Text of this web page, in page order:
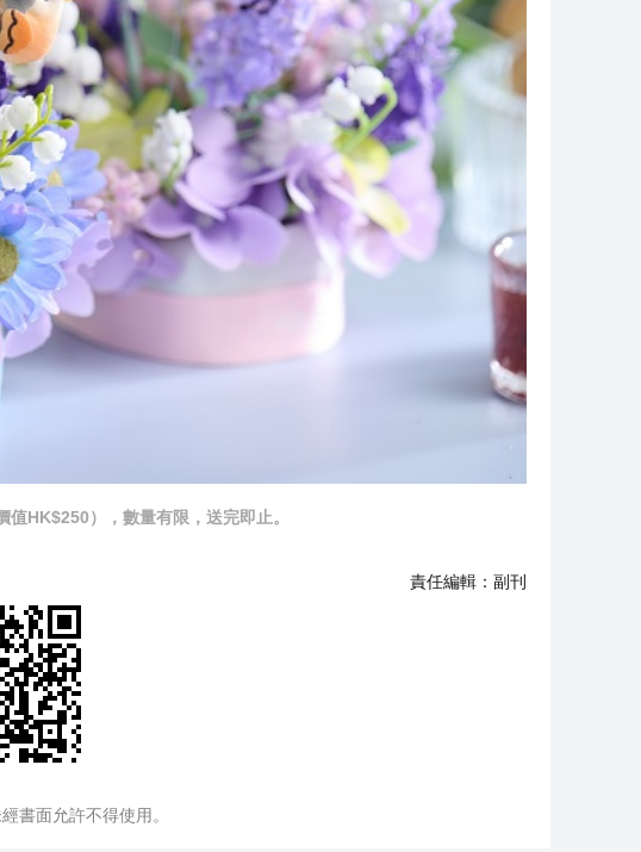
HK$250），數量有限，送完即止。
責任編輯： 副刊
書面允許不得使用。